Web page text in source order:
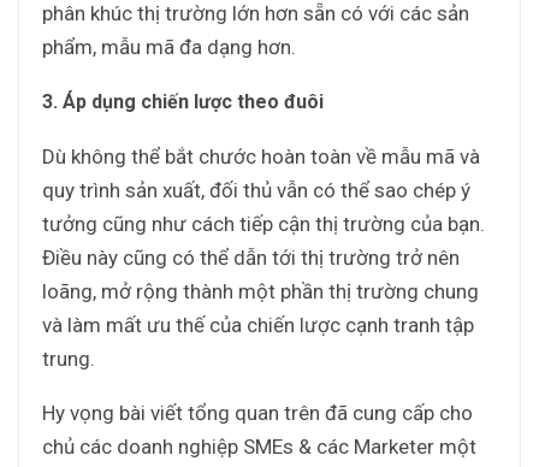
phân khúc thị trường lớn hơn sẵn có với các sản
phẩm, mẫu mã đa dạng hơn.
3. Áp dụng chiến lược theo đuôi
Dù không thể bắt chước hoàn toàn về mẫu mã và
quy trình sản xuất, đối thủ vẫn có thể sao chép ý
tưởng cũng như cách tiếp cận thị trường của bạn.
Điều này cũng có thể dẫn tới thị trường trở nên
loãng, mở rộng thành một phần thị trường chung
và làm mất ưu thế của chiến lược cạnh tranh tập
trung.
Hy vọng bài viết tổng quan trên đã cung cấp cho
chủ các doanh nghiệp SMEs & các Marketer một